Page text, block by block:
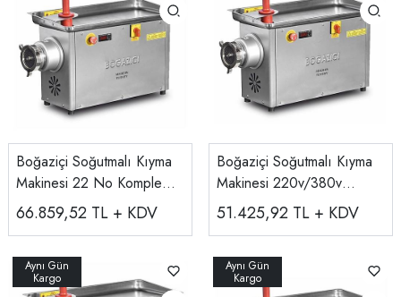
Boğaziçi Soğutmalı Kıyma
Makinesi 22 No Komple
Krom 220v/380v
BPKM.22S
66.859,52 TL + KDV
Boğaziçi Soğutmalı Kıyma
Makinesi 220v/380v
BKM.22S
51.425,92 TL + KDV